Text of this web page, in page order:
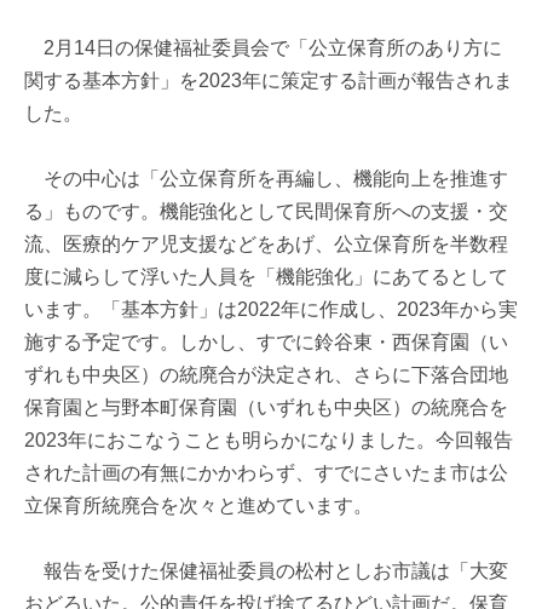
2月14日の保健福祉委員会で「公立保育所のあり方に
関する基本方針」を2023年に策定する計画が報告されま
した。
その中心は「公立保育所を再編し、機能向上を推進す
る」ものです。機能強化として民間保育所への支援・交
流、医療的ケア児支援などをあげ、公立保育所を半数程
度に減らして浮いた人員を「機能強化」にあてるとして
います。「基本方針」は2022年に作成し、2023年から実
施する予定です。しかし、すでに鈴谷東・西保育園（い
ずれも中央区）の統廃合が決定され、さらに下落合団地
保育園と与野本町保育園（いずれも中央区）の統廃合を
2023年におこなうことも明らかになりました。今回報告
された計画の有無にかかわらず、すでにさいたま市は公
立保育所統廃合を次々と進めています。
報告を受けた保健福祉委員の松村としお市議は「大変
おどろいた。公的責任を投げ捨てるひどい計画だ。保育